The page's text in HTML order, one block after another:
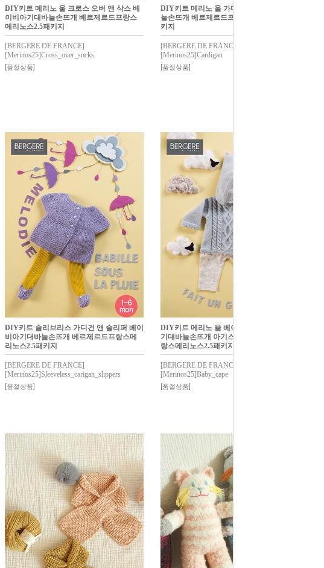
DIY키트 메리노 울 크로스 오버 앤 삭스 베
이비아기대바늘손뜨개 베르제르드프랑스
메리노스2.5패키지
[BERGERE DE FRANCE]
[Merinos25]Cross_over_socks
[품절상품]
DIY키트 메리노 울 가디건 베이비아기대바
늘손뜨개 베르제르드프랑스메리노스2.5패
키지
[BERGERE DE FRANCE]
[Merinos25]Cardigan
[품절상품]
DIY키트 슬리브리스 가디건 앤 슬리퍼 베이
비아기대바늘손뜨개 베르제르드프랑스메
리노스2.5패키지
[BERGERE DE FRANCE]
[Merinos25]Sleeveless_carigan_slippers
[품절상품]
DIY키트 메리노 울 베이비 케이프 베이비아
기대바늘손뜨개 아기스웨터 베르제르드프
랑스메리노스2.5패키지
[BERGERE DE FRANCE]
[Merinos25]Baby_cape
[품절상품]